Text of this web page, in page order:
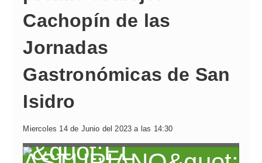
Cachopín de las
Jornadas
Gastronómicas de San
Isidro
Miercoles 14 de Junio del 2023 a las 14:30